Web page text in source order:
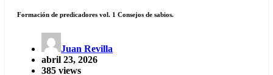
Formación de predicadores vol. 1 Consejos de sabios.
Juan Revilla
abril 23, 2026
385 views